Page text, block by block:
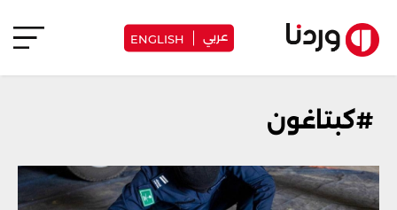
عربي ENGLISH
#كبتاغون